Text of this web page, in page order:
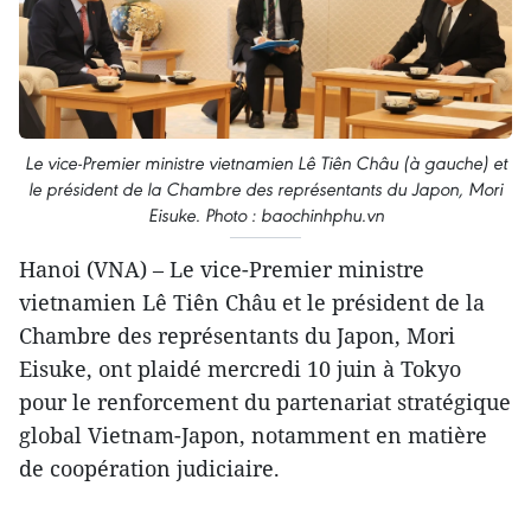
Le vice-Premier ministre vietnamien Lê Tiên Châu (à gauche) et
le président de la Chambre des représentants du Japon, Mori
Eisuke. Photo : baochinhphu.vn
Hanoi (VNA) – Le vice-Premier ministre
vietnamien Lê Tiên Châu et le président de la
Chambre des représentants du Japon, Mori
Eisuke, ont plaidé mercredi 10 juin à Tokyo
pour le renforcement du partenariat stratégique
global Vietnam-Japon, notamment en matière
de coopération judiciaire.